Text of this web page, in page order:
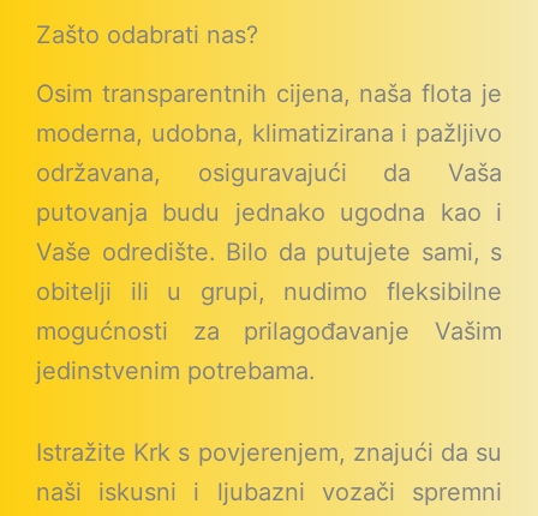
Zašto odabrati nas?
Osim transparentnih cijena, naša flota je
moderna, udobna, klimatizirana i pažljivo
održavana, osiguravajući da Vaša
putovanja budu jednako ugodna kao i
Vaše odredište. Bilo da putujete sami, s
obitelji ili u grupi, nudimo fleksibilne
mogućnosti za prilagođavanje Vašim
jedinstvenim potrebama.
Istražite Krk s povjerenjem, znajući da su
naši iskusni i ljubazni vozači spremni